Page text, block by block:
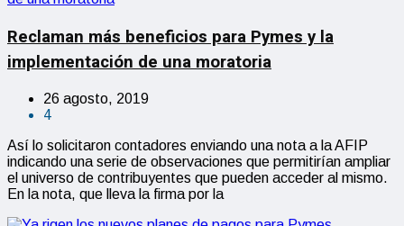
Reclaman más beneficios para Pymes y la
implementación de una moratoria
26 agosto, 2019
4
Así lo solicitaron contadores enviando una nota a la AFIP
indicando una serie de observaciones que permitirían ampliar
el universo de contribuyentes que pueden acceder al mismo.
En la nota, que lleva la firma por la